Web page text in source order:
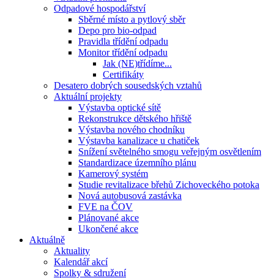
Odpadové hospodářství
Sběrné místo a pytlový sběr
Depo pro bio-odpad
Pravidla třídění odpadu
Monitor třídění odpadu
Jak (NE)třídíme...
Certifikáty
Desatero dobrých sousedských vztahů
Aktuální projekty
Výstavba optické sítě
Rekonstrukce dětského hřiště
Výstavba nového chodníku
Výstavba kanalizace u chatiček
Snížení světelného smogu veřejným osvětlením
Standardizace územního plánu
Kamerový systém
Studie revitalizace břehů Zichoveckého potoka
Nová autobusová zastávka
FVE na ČOV
Plánované akce
Ukončené akce
Aktuálně
Aktuality
Kalendář akcí
Spolky & sdružení